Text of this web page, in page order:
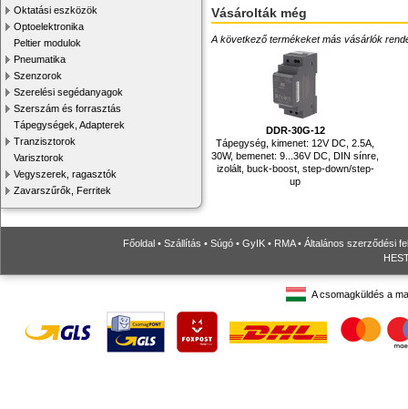
Oktatási eszközök
Optoelektronika
Peltier modulok
Pneumatika
Szenzorok
Szerelési segédanyagok
Szerszám és forrasztás
Tápegységek, Adapterek
Tranzisztorok
Varisztorok
Vegyszerek, ragasztók
Zavarszűrők, Ferritek
Vásárolták még
A következő termékeket más vásárlók
DDR-30G-12
Tápegység, kimenet: 12V DC, 2.5A,
30W, bemenet: 9...36V DC, DIN sínre,
izolált, buck-boost, step-down/step-
up
Főoldal • Szállítás • Súgó • GyIK • RMA• Általános szerződési
A csomagküldés a